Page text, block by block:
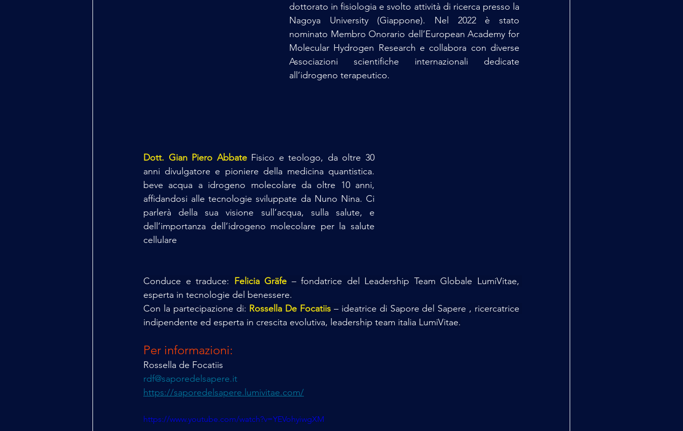
dottorato in fisiologia e svolto attività di ricerca presso la
Nagoya University (Giappone). Nel 2022 è stato
nominato Membro Onorario dell’European Academy for
Molecular Hydrogen Research e collabora con diverse
Associazioni scientifiche internazionali dedicate
all’idrogeno terapeutico.
Dott. Gian Piero Abbate Fisico e teologo, da oltre 30
anni divulgatore e pioniere della medicina quantistica.
beve acqua a idrogeno molecolare da oltre 10 anni,
affidandosi alle tecnologie sviluppate da Nuno Nina. Ci
parlerà della sua visione sull’acqua, sulla salute, e
dell’importanza dell’idrogeno molecolare per la salute
cellulare
Conduce e traduce: Felicia Gräfe – fondatrice del Leadership Team Globale LumiVitae,
esperta in tecnologie del benessere.
Con la partecipazione di: Rossella De Focatiis – ideatrice di Sapore del Sapere , ricercatrice
indipendente ed esperta in crescita evolutiva, leadership team italia LumiVitae.
Per informazioni:
Rossella de Focatiis
rdf@saporedelsapere.it
https://saporedelsapere.lumivitae.com/
https://www.youtube.com/watch?v=YEVohyiwgXM